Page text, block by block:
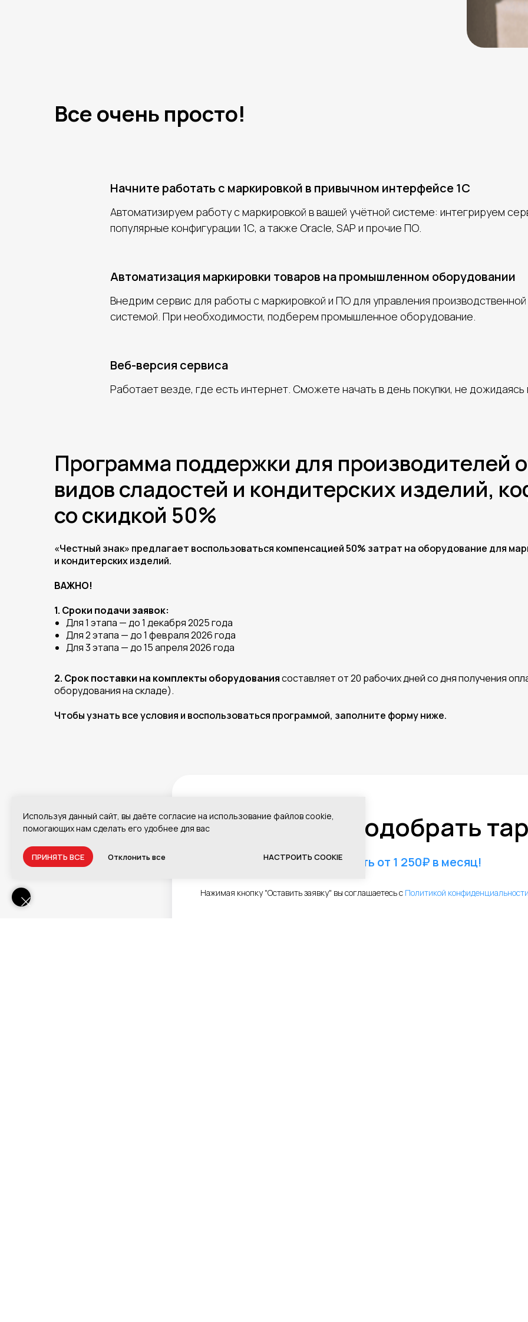
Все очень просто!
Начните работать с маркировкой в привычном интерфейсе 1С
Автоматизируем работу с маркировкой в вашей учётной системе: интегрируем
популярные конфигурации 1С, а также Oracle, SAP и прочие ПО.
Автоматизация маркировки товаров на промышленном оборудовании
Внедрим сервис для работы с маркировкой и ПО для управления
системой. При необходимости, подберем промышленное оборудование.
Веб-версия сервиса
Работает везде, где есть интернет. Сможете начать в день покупки, не дожидаясь
Программа поддержки для производителей
видов сладостей и кондитерских изделий,
со скидкой 50%
«Честный знак» предлагает воспользоваться компенсацией 50% затрат на оборудование для
и кондитерских изделий.
ВАЖНО!
1. Сроки подачи заявок:
Для 1 этапа — до 1 декабря 2025 года
Для 2 этапа — до 1 февраля 2026 года
Для 3 этапа — до 15 апреля 2026 года
2. Срок поставки на комплекты оборудованиясоставляет от 20 рабочих дней со дня получения
оборудования на складе).
Чтобы узнать все условия и воспользоваться программой, заполните форму ниже.
Поможем подобрать
Стоимость от 1 250₽ в месяц!
Нажимая кнопку "Оставить заявку" вы соглашаетесь с Политикой конфиденциальности
Используя данный сайт, вы даёте согласие на использование файлов cookie,
помогающих нам сделать его удобнее для вас
ПРИНЯТЬ ВСЕ Отклонить все НАСТРОИТЬ COOKIE